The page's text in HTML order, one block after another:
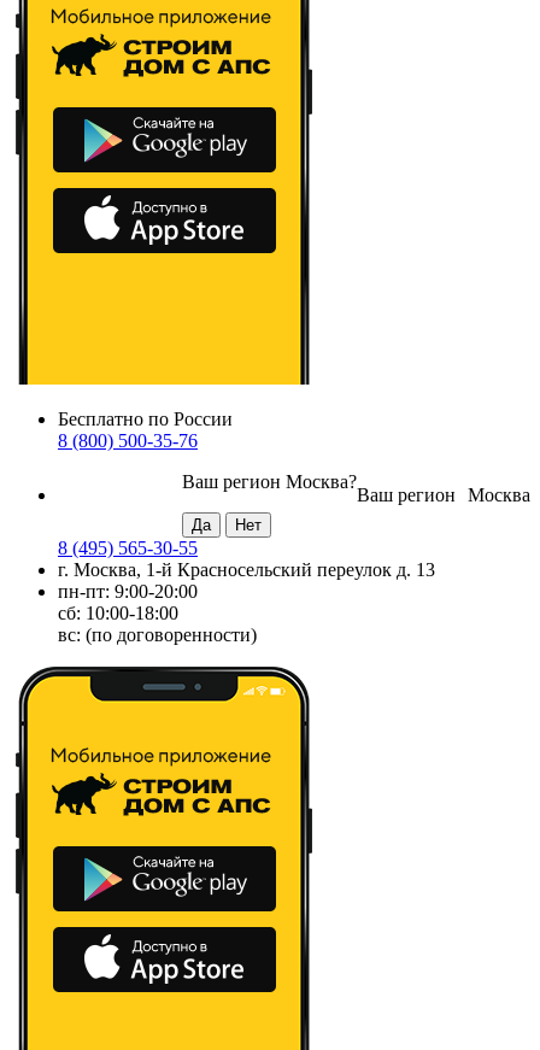
Бесплатно по России
8 (800) 500-35-76
Москва
Ваш регион
Ваш регион Москва?
8 (495) 565-30-55
г. Москва, 1-й Красносельский переулок д. 13
пн-пт: 9:00-20:00
сб: 10:00-18:00
вс: (по договоренности)